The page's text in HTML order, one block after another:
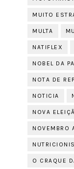
MUITO
MULTA
NATIFLEX
NOBEL DA
NOTA DE
NOTICIA
NOVA
NOVEMBRO
O CRAQUE